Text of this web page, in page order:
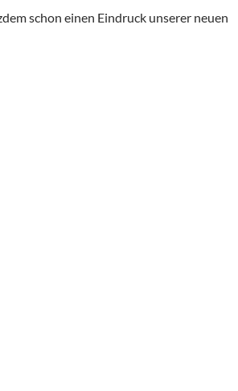
schon einen Eindruck unserer neuen